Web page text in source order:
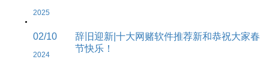
2025
02/10
2024
辞旧迎新|十大网赌软件推荐新和恭祝大家春
节快乐！